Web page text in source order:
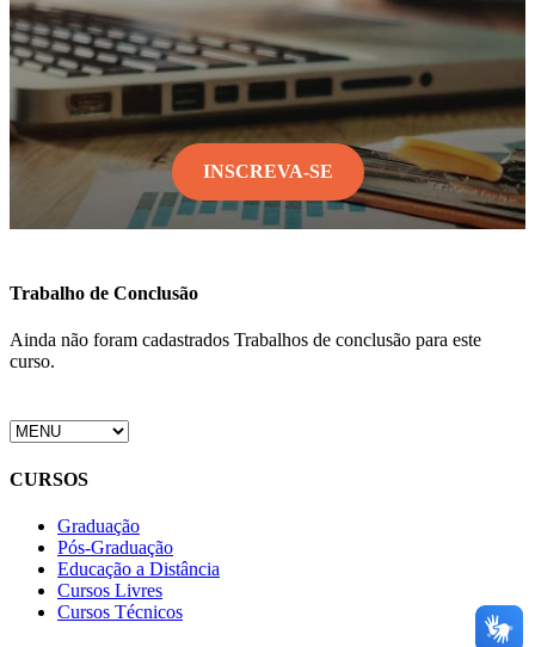
INSCREVA-SE
Trabalho de Conclusão
Ainda não foram cadastrados Trabalhos de conclusão para este
curso.
CURSOS
Graduação
Pós-Graduação
Educação a Distância
Cursos Livres
Cursos Técnicos